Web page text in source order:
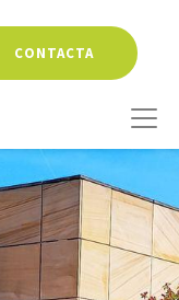
CONTACTA